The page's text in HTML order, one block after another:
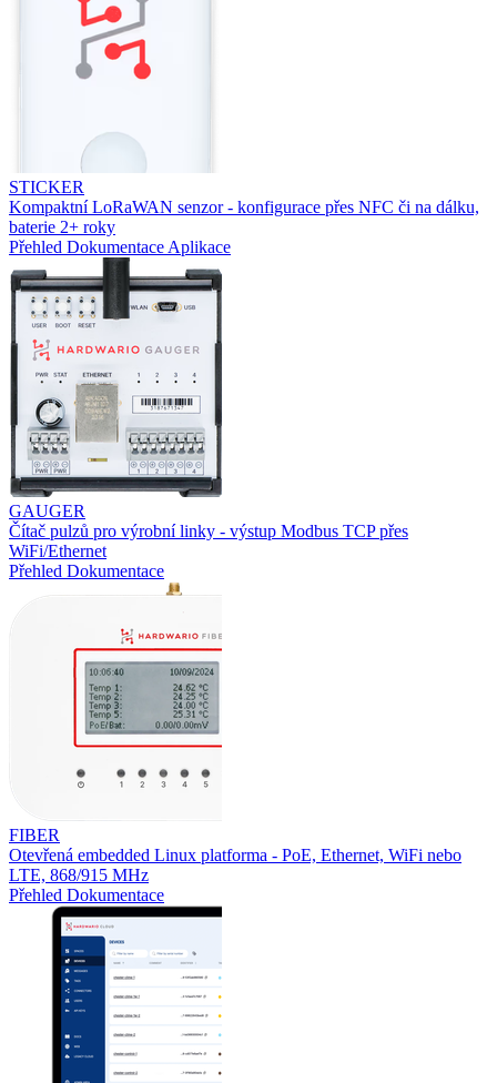
STICKER
Kompaktní LoRaWAN senzor - konfigurace přes NFC či na dálku,
baterie 2+ roky
Přehled Dokumentace Aplikace
GAUGER
Čítač pulzů pro výrobní linky - výstup Modbus TCP přes
WiFi/Ethernet
Přehled Dokumentace
FIBER
Otevřená embedded Linux platforma - PoE, Ethernet, WiFi nebo
LTE, 868/915 MHz
Přehled Dokumentace